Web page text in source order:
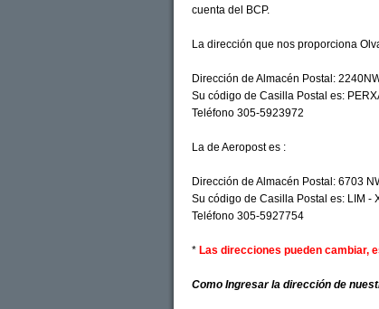
cuenta del BCP.
La dirección que nos proporciona
Dirección de Almacén Postal:
Su código de Casilla Postal es:
Teléfono 305-5923972
La de Aeropost es :
Dirección de Almacén Postal: 6703
Su código de Casilla Postal es: LIM -
Teléfono 305-5927754
* Las direcciones pueden cambiar,
Como Ingresar la dirección de